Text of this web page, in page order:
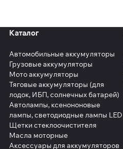
Каталог
Автомобильные аккумуляторы
Грузовые аккумуляторы
Мото аккумуляторы
Тяговые аккумуляторы (для
лодок, ИБП, солнечных батарей)
Автолампы, ксенононовые
лампы, светодиодные лампы LED
Щетки стеклоочистителя
Масла моторные
Аксессуары для аккумуляторов